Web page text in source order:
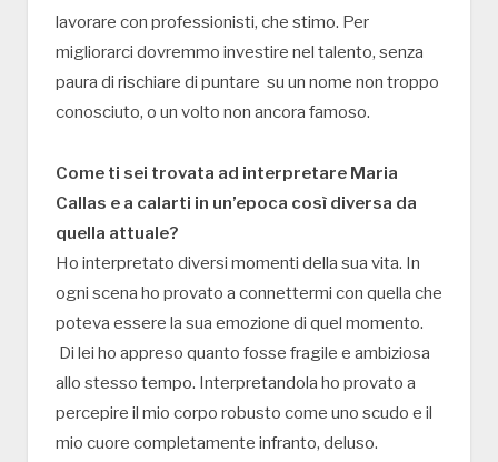
lavorare con professionisti, che stimo. Per
migliorarci dovremmo investire nel talento, senza
paura di rischiare di puntare su un nome non troppo
conosciuto, o un volto non ancora famoso.
Come ti sei trovata ad interpretare Maria
Callas e a calarti in un’epoca così diversa da
quella attuale?
Ho interpretato diversi momenti della sua vita. In
ogni scena ho provato a connettermi con quella che
poteva essere la sua emozione di quel momento.
Di lei ho appreso quanto fosse fragile e ambiziosa
allo stesso tempo. Interpretandola ho provato a
percepire il mio corpo robusto come uno scudo e il
mio cuore completamente infranto, deluso.